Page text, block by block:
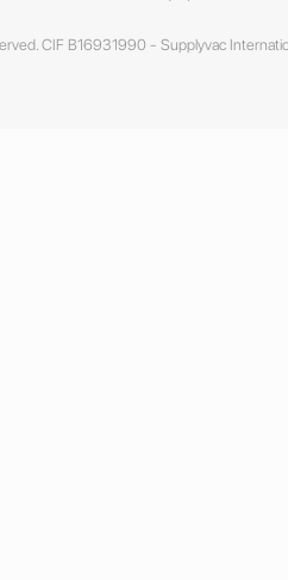
CIF B16931990 - Supplyvac